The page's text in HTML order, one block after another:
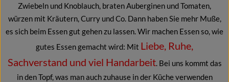
Zwiebeln und Knoblauch, braten Auberginen und Tomaten,
würzen mit Kräutern, Curry und Co. Dann haben Sie mehr Muße,
es sich beim Essen gut gehen zu lassen. Wir machen Essen so, wie
gutes Essen gemacht wird: Mit Liebe, Ruhe,
Sachverstand und viel Handarbeit. Bei uns kommt das
in den Topf, was man auch zuhause in der Küche verwenden